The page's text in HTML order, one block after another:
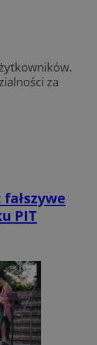
za
PIT